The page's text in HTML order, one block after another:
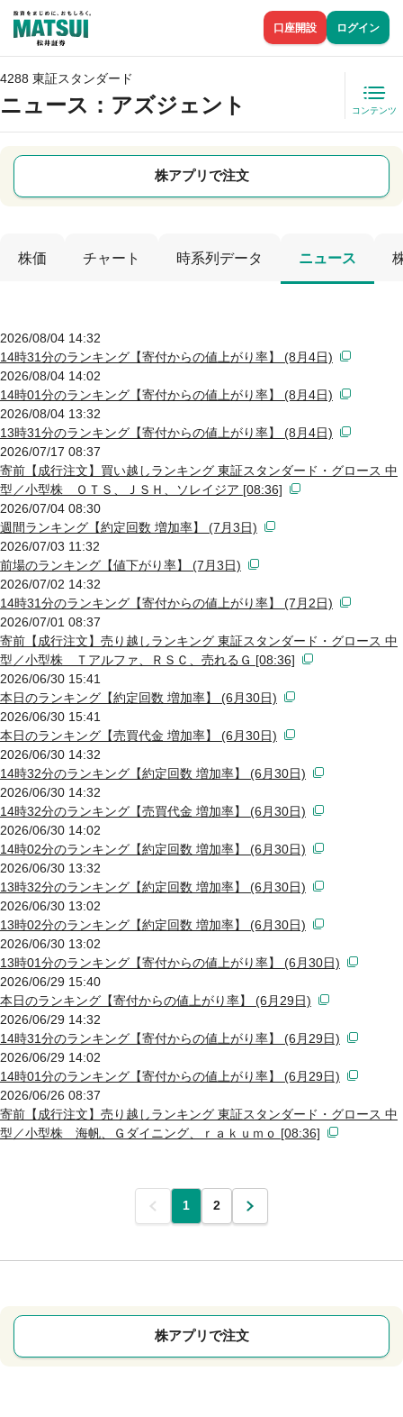
口座開設 ログイン
4288 東証スタンダード
ニュース ：アズジェント コンテンツ
株アプリで注文
株価 チャート 時系列データ ニュース
2026/08/04 14:32
14時31分のランキング【寄付からの値上がり率】 (8月4日)
2026/08/04 14:02
14時01分のランキング【寄付からの値上がり率】 (8月4日)
2026/08/04 13:32
13時31分のランキング【寄付からの値上がり率】 (8月4日)
2026/07/17 08:37
寄前【成行注文】買い越しランキング 東証スタンダード・グロース 中
型／小型株 ＯＴＳ、ＪＳＨ、ソレイジア [08:36]
2026/07/04 08:30
週間ランキング【約定回数 増加率】 (7月3日)
2026/07/03 11:32
前場のランキング【値下がり率】 (7月3日)
2026/07/02 14:32
14時31分のランキング【寄付からの値上がり率】 (7月2日)
2026/07/01 08:37
寄前【成行注文】売り越しランキング 東証スタンダード・グロース 中
型／小型株 Ｔアルファ、ＲＳＣ、売れるＧ [08:36]
2026/06/30 15:41
本日のランキング【約定回数 増加率】 (6月30日)
2026/06/30 15:41
本日のランキング【売買代金 増加率】 (6月30日)
2026/06/30 14:32
14時32分のランキング【約定回数 増加率】 (6月30日)
2026/06/30 14:32
14時32分のランキング【売買代金 増加率】 (6月30日)
2026/06/30 14:02
14時02分のランキング【約定回数 増加率】 (6月30日)
2026/06/30 13:32
13時32分のランキング【約定回数 増加率】 (6月30日)
2026/06/30 13:02
13時02分のランキング【約定回数 増加率】 (6月30日)
2026/06/30 13:02
13時01分のランキング【寄付からの値上がり率】 (6月30日)
2026/06/29 15:40
本日のランキング【寄付からの値上がり率】 (6月29日)
2026/06/29 14:32
14時31分のランキング【寄付からの値上がり率】 (6月29日)
2026/06/29 14:02
14時01分のランキング【寄付からの値上がり率】 (6月29日)
2026/06/26 08:37
寄前【成行注文】売り越しランキング 東証スタンダード・グロース 中
型／小型株 海帆、Ｇダイニング、ｒａｋｕｍｏ [08:36]
前 1 2 次
株アプリで注文